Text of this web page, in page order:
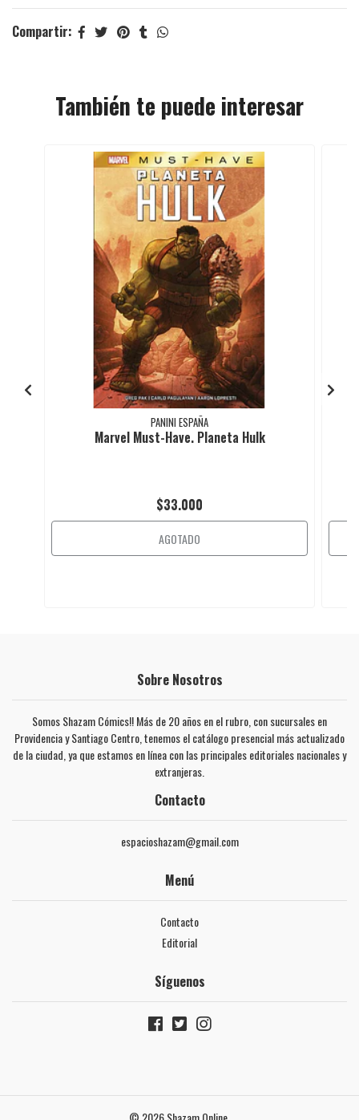
Compartir:
También te puede interesar
PANINI ESPAÑA
Marvel Must-Have. Planeta Hulk
$33.000
AGOTADO
Sobre Nosotros
Somos Shazam Cómics!! Más de 20 años en el rubro, con sucursales en
Providencia y Santiago Centro, tenemos el catálogo presencial más actualizado
de la ciudad, ya que estamos en línea con las principales editoriales nacionales y
extranjeras.
Contacto
espacioshazam@gmail.com
Menú
Contacto
Editorial
Síguenos